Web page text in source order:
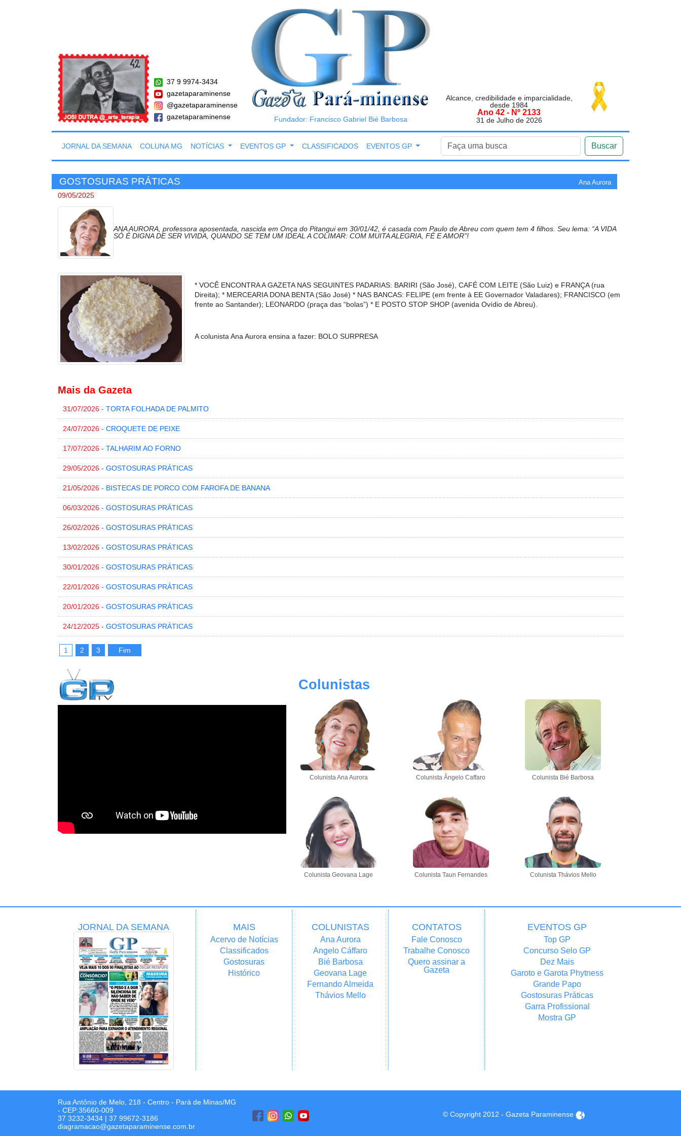
37 9 9974-3434
gazetaparaminense
@gazetaparaminense
gazetaparaminense
Fundador: Francisco Gabriel Bié Barbosa
Alcance, credibilidade e imparcialidade,
desde 1984
Ano 42 - Nº 2133
31 de Julho de 2026
JORNAL DA SEMANA COLUNA MG NOTÍCIAS EVENTOS GP CLASSIFICADOS EVENTOS GP Buscar
GOSTOSURAS PRÁTICAS Ana Aurora
09/05/2025
ANA AURORA, professora aposentada, nascida em Onça do Pitangui em 30/01/42, é casada com Paulo de Abreu com quem tem 4 filhos. Seu lema: “A VIDA
SÓ É DIGNA DE SER VIVIDA, QUANDO SE TEM UM IDEAL A COLIMAR: COM MUITA ALEGRIA, FÉ E AMOR”!
* VOCÊ ENCONTRA A GAZETA NAS SEGUINTES PADARIAS: BARIRI (São José), CAFÉ COM LEITE (São Luiz) e FRANÇA (rua
Direita); * MERCEARIA DONA BENTA (São José) * NAS BANCAS: FELIPE (em frente à EE Governador Valadares); FRANCISCO (em
frente ao Santander); LEONARDO (praça das “bolas”) * E POSTO STOP SHOP (avenida Ovídio de Abreu).
A colunista Ana Aurora ensina a fazer: BOLO SURPRESA
Mais da Gazeta
31/07/2026 - TORTA FOLHADA DE PALMITO
24/07/2026 - CROQUETE DE PEIXE
17/07/2026 - TALHARIM AO FORNO
29/05/2026 - GOSTOSURAS PRÁTICAS
21/05/2026 - BISTECAS DE PORCO COM FAROFA DE BANANA
06/03/2026 - GOSTOSURAS PRÁTICAS
26/02/2026 - GOSTOSURAS PRÁTICAS
13/02/2026 - GOSTOSURAS PRÁTICAS
30/01/2026 - GOSTOSURAS PRÁTICAS
22/01/2026 - GOSTOSURAS PRÁTICAS
20/01/2026 - GOSTOSURAS PRÁTICAS
24/12/2025 - GOSTOSURAS PRÁTICAS
1 2 3 Fim
Colunistas
Colunista Ana Aurora Colunista Ângelo Caffaro Colunista Bié Barbosa
Colunista Geovana Lage Colunista Taun Fernandes Colunista Thávios Mello
JORNAL DA SEMANA MAIS
Acervo de Notícias
Classificados
Gostosuras
Histórico
COLUNISTAS
Ana Aurora
Angelo Cáffaro
Bié Barbosa
Geovana Lage
Fernando Almeida
Thávios Mello
CONTATOS
Fale Conosco
Trabalhe Conosco
Quero assinar a
Gazeta
EVENTOS GP
Top GP
Concurso Selo GP
Dez Mais
Garoto e Garota Phytness
Grande Papo
Gostosuras Práticas
Garra Profissional
Mostra GP
Rua Antônio de Melo, 218 - Centro - Pará de Minas/MG
- CEP:35660-009
37 3232-3434 | 37 99672-3186
diagramacao@gazetaparaminense.com.br
© Copyright 2012 - Gazeta Paraminense